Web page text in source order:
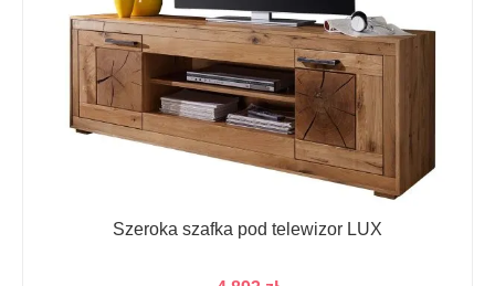
Szeroka szafka pod telewizor LUX